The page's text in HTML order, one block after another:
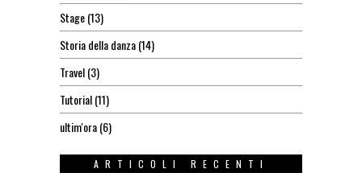
Stage(13)
Storia della danza(14)
Travel(3)
Tutorial(11)
ultim'ora(6)
ARTICOLI RECENTI